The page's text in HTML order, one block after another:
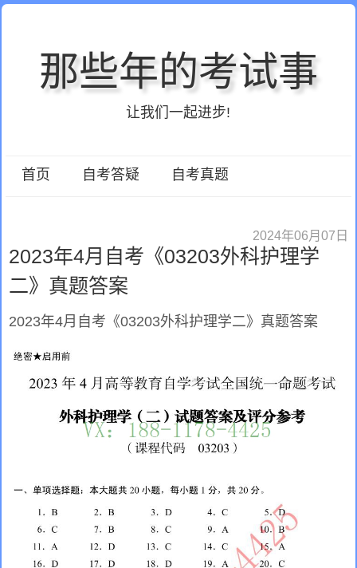
那些年的考试事
让我们一起进步!
首页 自考答疑 自考真题
2024年06月07日
2023年4月自考《03203外科护理学
二》真题答案
2023年4月自考《03203外科护理学二》真题答案